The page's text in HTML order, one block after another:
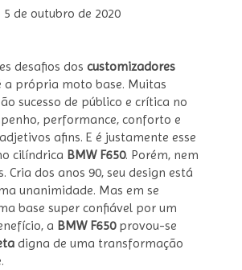
5 de outubro de 2020
desafios dos customizadores
a própria moto base. Muitas
sucesso de público e crítica no
performance, conforto e
afins. E é justamente esse
cilíndrica BMW F650. Porém, nem
Cria dos anos 90, seu design está
unanimidade. Mas em se
base super confiável por um
a BMW F650 provou-se
digna de uma transformação